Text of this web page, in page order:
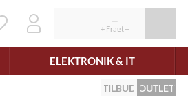
ELEKTRONIK & IT
TILBUD OUTLET